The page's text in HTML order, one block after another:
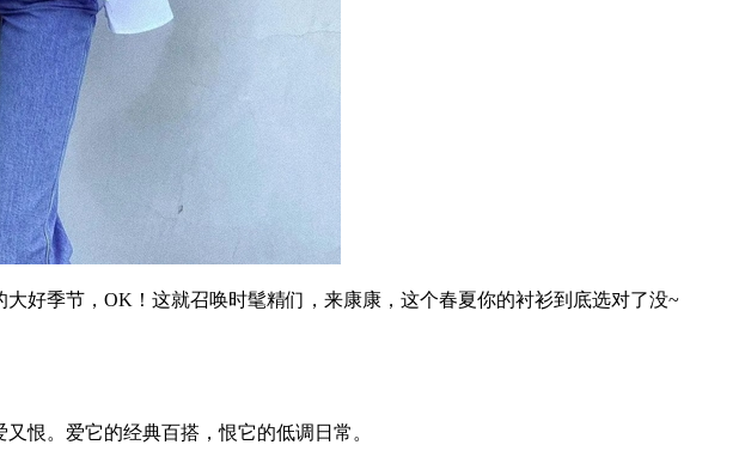
季节，OK！这就召唤时髦精们，来康康，这个春夏你的衬衫到底选对了没~
。爱它的经典百搭，恨它的低调日常。